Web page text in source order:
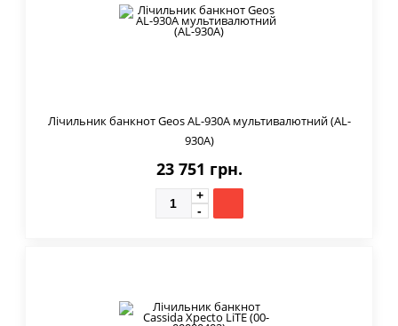
Лічильник банкнот Geos AL-930A мультивалютний (AL-
930A)
23 751 грн.